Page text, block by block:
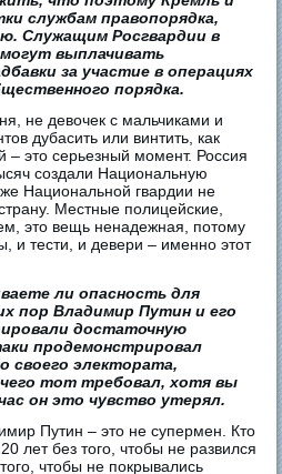
службам правопорядка,
Служащим Росгвардии в
выплачивать
за участие в операциях
порядка.
не девочек с мальчиками и
дубасить или винтить, как
– это серьезный момент. Россия
создали Национальную
Национальной гвардии не
Местные полицейские,
это вещь ненадежная, потому
и тести, и девери – именно этот
ли опасность для
пор Владимир Путин и его
достаточную
продемонстрировал
своего электората,
тот требовал, хотя вы
он это чувство утерял.
Путин – это не супермен. Кто
лет без того, чтобы не развился
чтобы не покрывались